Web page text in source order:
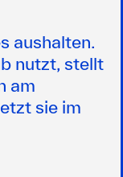
aushalten.
nutzt, stellt
am
sie im